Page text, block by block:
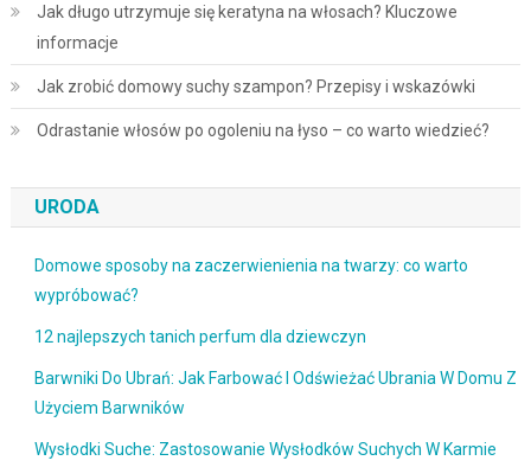
Jak długo utrzymuje się keratyna na włosach? Kluczowe
informacje
Jak zrobić domowy suchy szampon? Przepisy i wskazówki
Odrastanie włosów po ogoleniu na łyso – co warto wiedzieć?
URODA
Domowe sposoby na zaczerwienienia na twarzy: co warto
wypróbować?
12 najlepszych tanich perfum dla dziewczyn
Barwniki Do Ubrań: Jak Farbować I Odświeżać Ubrania W Domu Z
Użyciem Barwników
Wysłodki Suche: Zastosowanie Wysłodków Suchych W Karmie